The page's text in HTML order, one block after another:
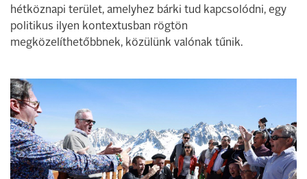
hétköznapi terület, amelyhez bárki tud kapcsolódni, egy
politikus ilyen kontextusban rögtön
megközelíthetőbbnek, közülünk valónak tűnik.